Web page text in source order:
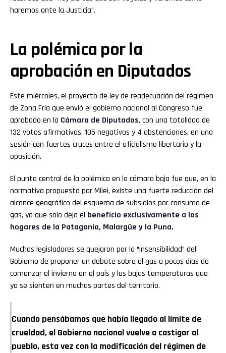
haremos ante la Justicia”.
La polémica por la
aprobación en Diputados
Este miércoles, el proyecto de ley de readecuación del régimen
de Zona Fría que envió el gobierno nacional al Congreso fue
aprobado en la Cámara de Diputados, con una totalidad de
132 votos afirmativos, 105 negativos y 4 abstenciones, en una
sesión con fuertes cruces entre el oficialismo libertario y la
oposición.
El punto central de la polémica en la cámara baja fue que, en la
normativa propuesta por Milei, existe una fuerte reducción del
alcance geográfico del esquema de subsidios por consumo de
gas, ya que solo deja el beneficio exclusivamente a los
hogares de la Patagonia, Malargüe y la Puna.
Muchos legisladores se quejaron por la “insensibilidad” del
Gobierno de proponer un debate sobre el gas a pocos días de
comenzar el invierno en el país y las bajas temperaturas que
ya se sienten en muchas partes del territorio.
Cuando pensábamos que había llegado al límite de
crueldad, el Gobierno nacional vuelve a castigar al
pueblo, esta vez con la modificación del régimen de